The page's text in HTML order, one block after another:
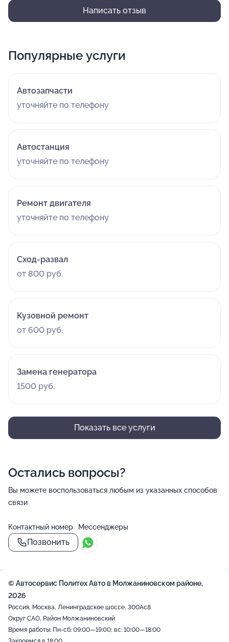
Написать отзыв
Популярные услуги
Автозапчасти
уточняйте по телефону
Автостанция
уточняйте по телефону
Ремонт двигателя
уточняйте по телефону
Сход-развал
от 800 руб.
Кузовной ремонт
от 600 руб.
Замена генератора
1500 руб.
Показать все услуги
Остались вопросы?
Вы можете воспользоваться любым из указанных способов
связи
Контактный номер
Позвонить
Мессенджеры
© Автосервис Политех Авто в Молжаниновском районе,
2026
Россия, Москва, Ленинградское шоссе, 300Ас8
Округ САО, Район Молжаниновский
Время работы: Пн-сб: 09:00—19:00; вс: 10:00—18:00